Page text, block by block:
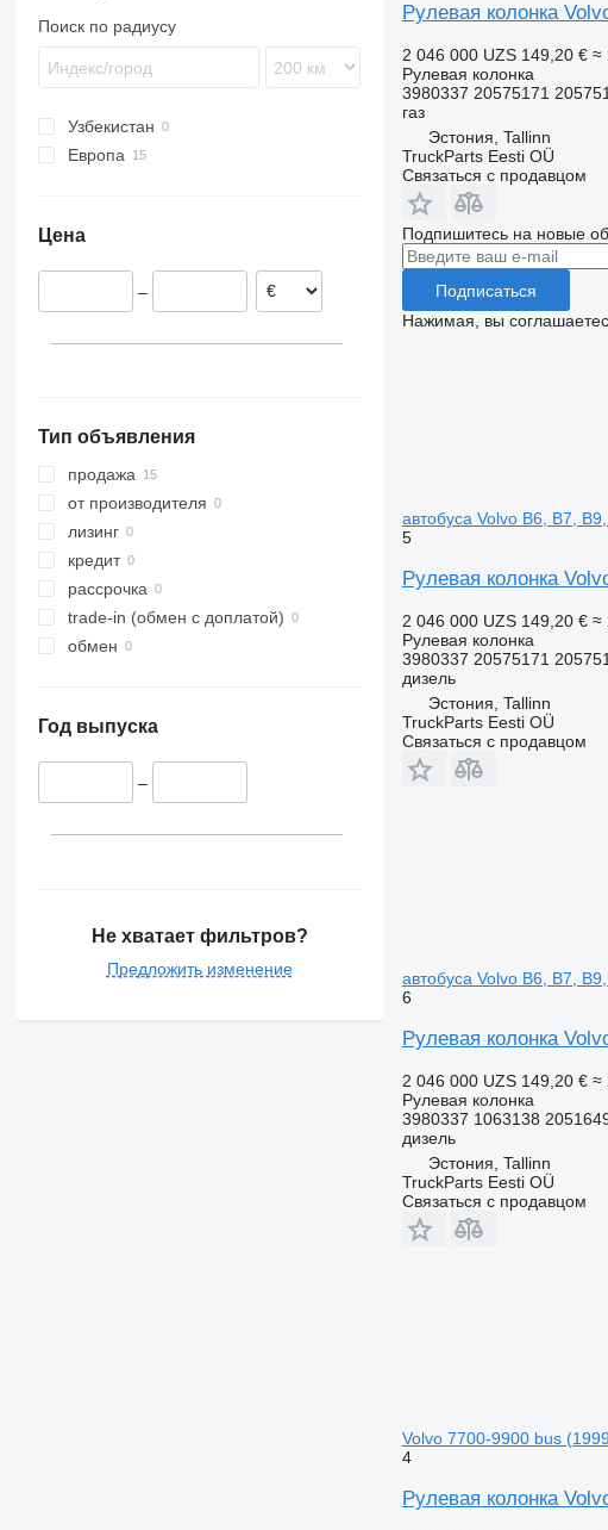
B10
B12
Поиск по радиусу
Узбекистан
Европа
Цена
–
Тип объявления
продажа
от производителя
лизинг
кредит
рассрочка
trade-in (обмен с доплатой)
обмен
Год выпуска
–
Не хватает фильтров?
Предложить изменение
Рулевая колонка
2 046 000 UZS 149,20 € ≈
Рулевая колонка
3980337 20575171
газ
Эстония, Tallinn
TruckParts Eesti OÜ
Связаться с продавцом
Подпишитесь на новые
Подписаться
Нажимая, вы
автобуса Volvo B6, B7,
5
Рулевая колонка
2 046 000 UZS 149,20 € ≈
Рулевая колонка
3980337 20575171
дизель
Эстония, Tallinn
TruckParts Eesti OÜ
Связаться с продавцом
автобуса Volvo B6, B7,
6
Рулевая колонка
2 046 000 UZS 149,20 € ≈
Рулевая колонка
3980337 1063138
дизель
Эстония, Tallinn
TruckParts Eesti OÜ
Связаться с продавцом
Volvo 7700-9900 bus
4
Рулевая колонка